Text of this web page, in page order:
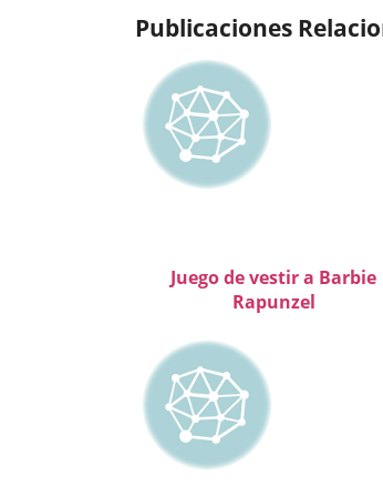
Publicaciones
Juego de vestir a Barbie
Rapunzel